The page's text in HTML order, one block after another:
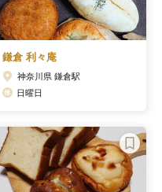
鎌倉 利々庵
神奈川県 鎌倉駅
日曜日